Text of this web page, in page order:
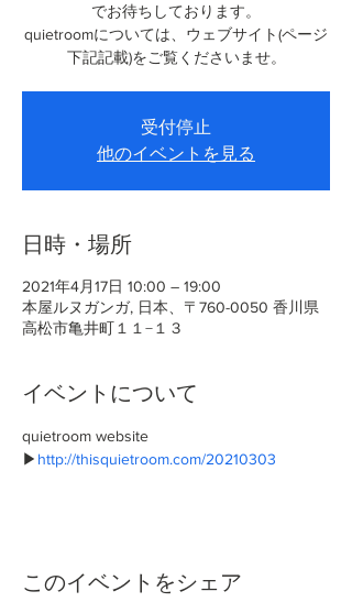
でお待ちしております。
quietroomについては、ウェブサイト(ページ
受付停止
他のイベントを見る
日時・場所
2021年4月17日 10:00 – 19:00
本屋ルヌガンガ, 日本、〒760-0050 香川県
高松市亀井町１１−１３
イベントについて
quietroom website
▶ http://thisquietroom.com/20210303
このイベントをシェア